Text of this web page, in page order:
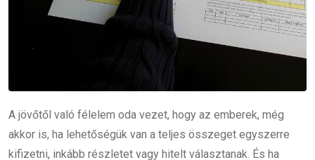
A jövőtől való félelem oda vezet, hogy az emberek, még
akkor is, ha lehetőségük van a teljes összeget egyszerre
kifizetni, inkább részletet vagy hitelt választanak. És ha